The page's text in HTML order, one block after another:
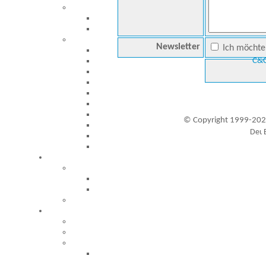
Newsletter Ich
© Copyright 1999-
Besucher seit 20.09.1999: 19433421